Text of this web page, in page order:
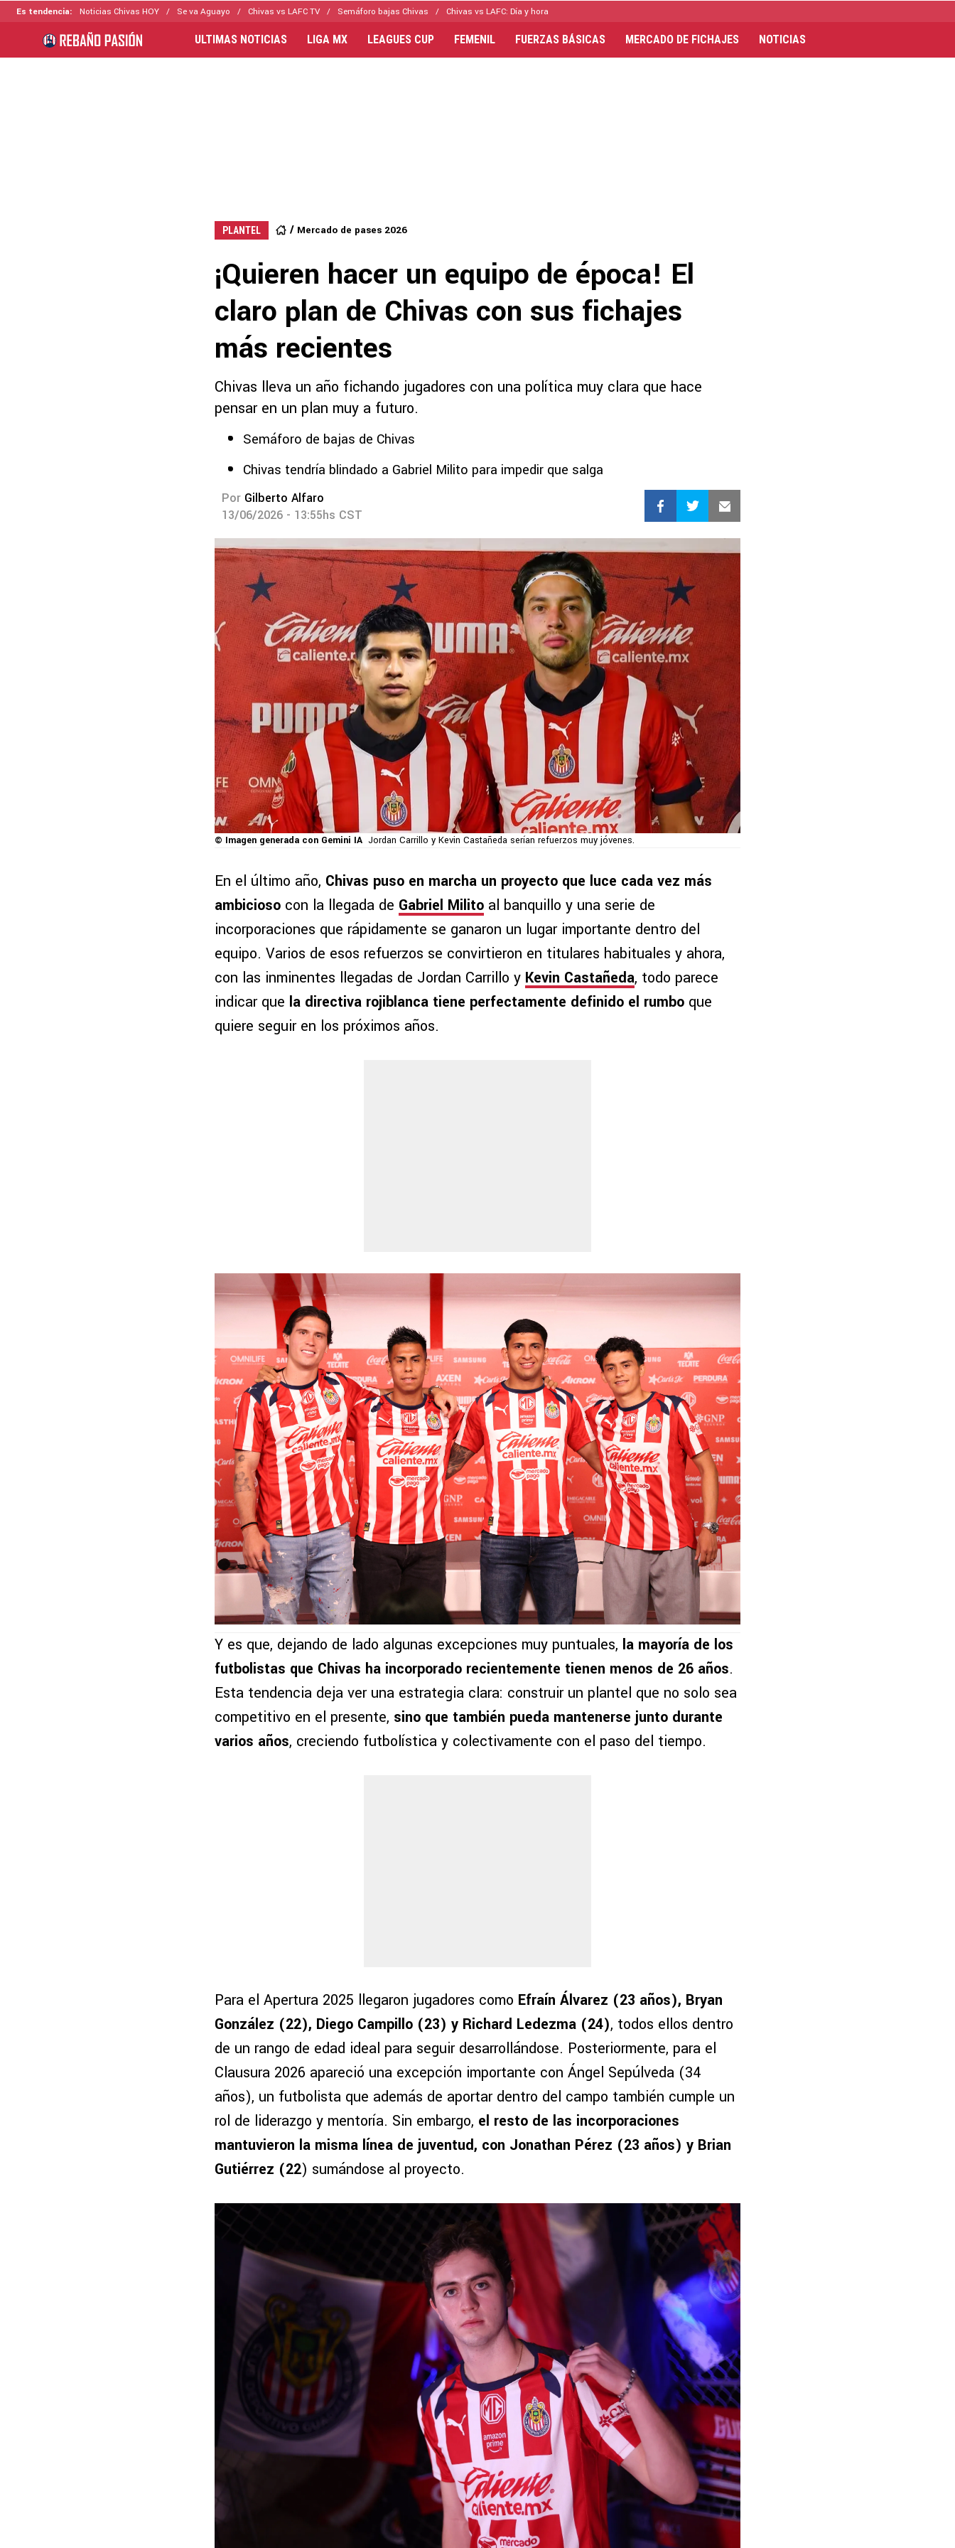
Es tendencia: Noticias Chivas HOY Se va Aguayo Chivas vs LAFC TV Semáforo bajas Chivas Chivas vs LAFC: Día y hora
ULTIMAS NOTICIAS LIGA MX LEAGUES CUP FEMENIL FUERZAS BÁSICAS MERCADO DE FICHAJES NOTICIAS
PLANTEL Mercado de pases 2026
¡Quieren hacer un equipo de época! El
claro plan de Chivas con sus fichajes
más recientes
Chivas lleva un año fichando jugadores con una política muy clara que hace
pensar en un plan muy a futuro.
Semáforo de bajas de Chivas
Chivas tendría blindado a Gabriel Milito para impedir que salga
Por Gilberto Alfaro
13/06/2026 - 13:55hs CST
© Imagen generada con Gemini IA Jordan Carrillo y Kevin Castañeda serían refuerzos muy jóvenes.
En el último año, Chivas puso en marcha un proyecto que luce cada vez más
ambicioso con la llegada de Gabriel Milito al banquillo y una serie de
incorporaciones que rápidamente se ganaron un lugar importante dentro del
equipo. Varios de esos refuerzos se convirtieron en titulares habituales y ahora,
con las inminentes llegadas de Jordan Carrillo y Kevin Castañeda, todo parece
indicar que la directiva rojiblanca tiene perfectamente definido el rumbo que
quiere seguir en los próximos años.
Y es que, dejando de lado algunas excepciones muy puntuales, la mayoría de los
futbolistas que Chivas ha incorporado recientemente tienen menos de 26 años.
Esta tendencia deja ver una estrategia clara: construir un plantel que no solo sea
competitivo en el presente, sino que también pueda mantenerse junto durante
varios años, creciendo futbolística y colectivamente con el paso del tiempo.
Para el Apertura 2025 llegaron jugadores como Efraín Álvarez (23 años), Bryan
González (22), Diego Campillo (23) y Richard Ledezma (24), todos ellos dentro
de un rango de edad ideal para seguir desarrollándose. Posteriormente, para el
Clausura 2026 apareció una excepción importante con Ángel Sepúlveda (34
años), un futbolista que además de aportar dentro del campo también cumple un
rol de liderazgo y mentoría. Sin embargo, el resto de las incorporaciones
mantuvieron la misma línea de juventud, con Jonathan Pérez (23 años) y Brian
Gutiérrez (22) sumándose al proyecto.